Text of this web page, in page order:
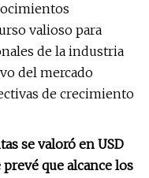
valioso para
de la industria
del mercado
de crecimiento
se valoró en USD
que alcance los